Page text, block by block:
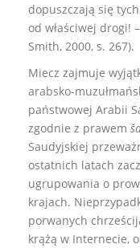
dopuszczają się
od właściwej drogi!
Smith, 2000, s. 267).
Miecz zajmuje
arabsko-
państwowej Arabii
zgodnie z prawem
Saudyjskiej
ostatnich latach
ugrupowania o
krajach.
porwanych
krążą w Internecie,